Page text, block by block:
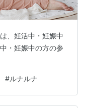
、妊活中・妊娠中
・妊娠中の方の参
#ルナルナ